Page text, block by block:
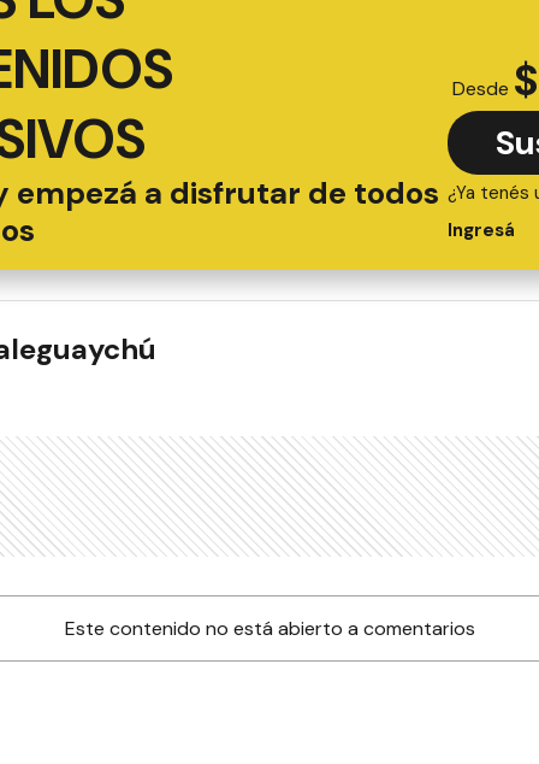
empezá a disfrutar de todos
Desde $
¿Ya tenés
Ingresá
Este contenido no está abierto a comentarios